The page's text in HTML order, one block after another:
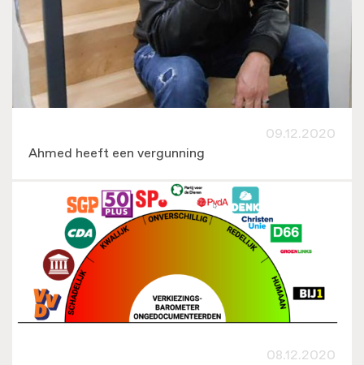
09.12.2020
Ahmed heeft een vergunning
08.12.2020